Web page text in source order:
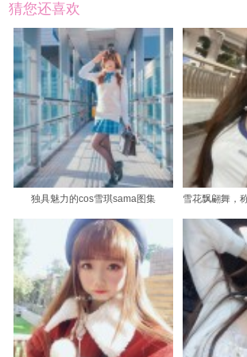
猜您还喜欢
独具魅力的cos雪琪sama图集